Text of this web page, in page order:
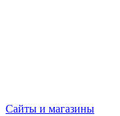
Сайты и магазины